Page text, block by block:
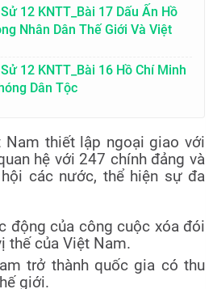
12 KNTT_Bài 17 Dấu Ấn Hồ
Nhân Dân Thế Giới Và Việt
12 KNTT_Bài 16 Hồ Chí Minh
Dân Tộc
Nam thiết lập ngoại giao với
hệ với 247 chính đảng và
các nước, thể hiện sự đa
động của công cuộc xóa đói
thế của Việt Nam.
trở thành quốc gia có thu
giới.